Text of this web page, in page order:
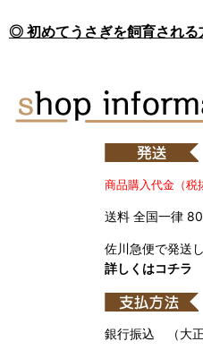
◎ 初めてうさぎを飼育される
商品購入代金（税
送料 全国一律
佐川急便で発送し
詳しくはコチラ
銀行振込 （大正